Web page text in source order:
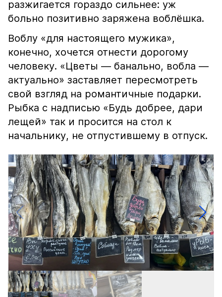
разжигается гораздо сильнее: уж
больно позитивно заряжена воблёшка.
Воблу «для настоящего мужика»,
конечно, хочется отнести дорогому
человеку. «Цветы — банально, вобла —
актуально» заставляет пересмотреть
свой взгляд на романтичные подарки.
Рыбка с надписью «Будь добрее, дари
лещей» так и просится на стол к
начальнику, не отпустившему в отпуск.